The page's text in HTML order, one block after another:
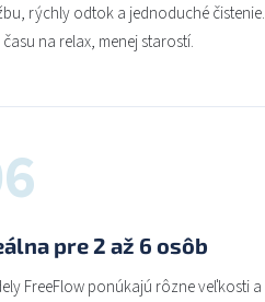
rýchly odtok a jednoduché čistenie.
času na relax, menej starostí.
pre 2 až 6 osôb
FreeFlow ponúkajú rôzne veľkosti a